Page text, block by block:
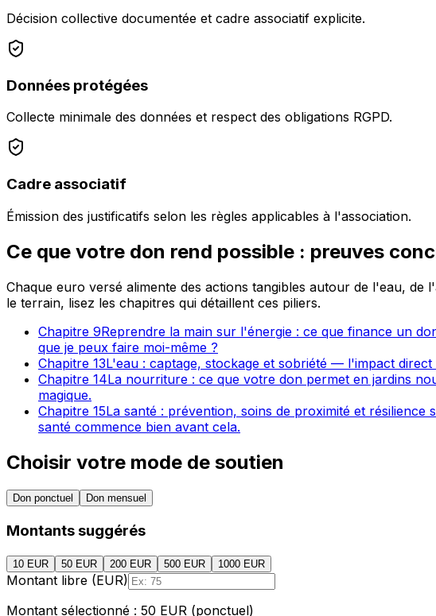
Décision collective documentée et cadre associatif explicite.
Données protégées
Collecte minimale des données et respect des obligations RGPD.
Cadre associatif
Émission des justificatifs selon les règles applicables à l'association.
Ce que votre don rend possible : preuves
Chaque euro versé alimente des actions tangibles autour de l'eau,
le terrain, lisez les chapitres qui détaillent ces piliers.
Chapitre 9Reprendre la main sur l'énergie : ce que finance un
que je peux faire moi-même ?
Chapitre 13L'eau : captage, stockage et sobriété — l'impact
Chapitre 14La nourriture : ce que votre don permet en jardins
magique.
Chapitre 15La santé : prévention, soins de proximité et résilience
santé commence bien avant cela.
Choisir votre mode de soutien
Don ponctuel Don mensuel
Montants suggérés
10 EUR 50 EUR 200 EUR 500 EUR 1000 EUR
Montant libre (EUR)
Montant sélectionné : 50 EUR (ponctuel)